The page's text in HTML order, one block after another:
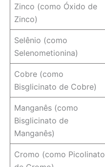
Zinco (como Óxido de
Zinco)
Selênio (como
Selenometionina)
Cobre (como
Bisglicinato de Cobre)
Manganês (como
Bisglicinato de
Manganês)
Cromo (como Picolinato